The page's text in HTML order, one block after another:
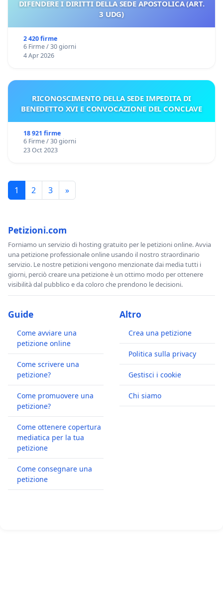
DIFENDERE I DIRITTI DELLA SEDE APOSTOLICA (ART.
3 UDG)
2 420 firme
6 Firme / 30 giorni
4 Apr 2026
RICONOSCIMENTO DELLA SEDE IMPEDITA DI
BENEDETTO XVI E CONVOCAZIONE DEL CONCLAVE
18 921 firme
6 Firme / 30 giorni
23 Oct 2023
1 2 3 »
Petizioni.com
Forniamo un servizio di hosting gratuito per le petizioni online. Avvia
una petizione professionale online usando il nostro straordinario
servizio. Le nostre petizioni vengono menzionate dai media tutti i
giorni, perciò creare una petizione è un ottimo modo per ottenere
visibilità dal pubblico e da coloro che prendono le decisioni.
Guide
Come avviare una
petizione online
Come scrivere una
petizione?
Come promuovere una
petizione?
Come ottenere copertura
mediatica per la tua
petizione
Come consegnare una
petizione
Altro
Crea una petizione
Politica sulla privacy
Gestisci i cookie
Chi siamo